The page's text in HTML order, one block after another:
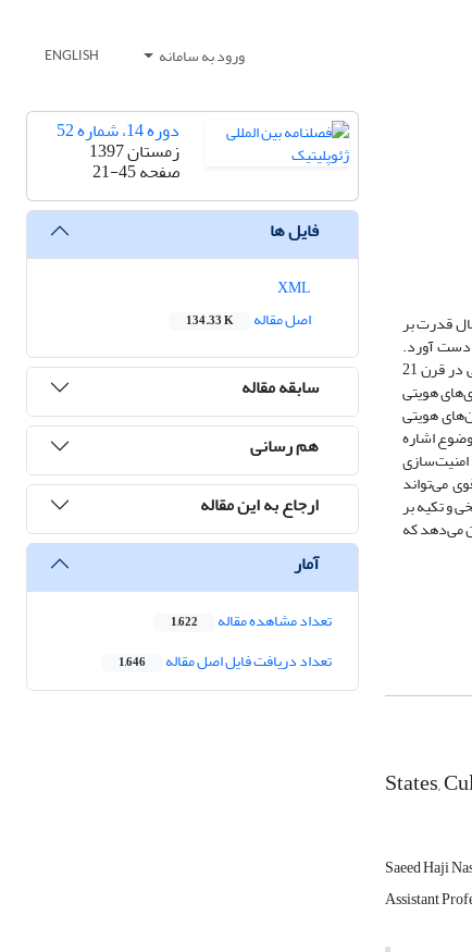
ورود به سامانه ENGLISH
قدرت بر
دست آورد.
روش‌های اصلی مدیریت بحران در عصر جنبش‌های هویتی، مبتنی بر سازوکارهای حکومت‌داری از طریق آموزش و کنترل گروه‌های اجتماعی خواهد بود. جنبش‌های هویتی در قرن 21
هویتی
هویتی
اشاره
می‌تواند
و تکیه بر
می‌دهد که
States,
Saeed Haji
Assistant
دوره 14، شماره 52
زمستان 1397
صفحه21-45
فایل ها
اصل مقاله
134.33 K
سابقه مقاله
هم رسانی
ارجاع به این مقاله
آمار
تعداد مشاهده مقاله 1,622
تعداد دریافت فایل اصل مقاله 1,646